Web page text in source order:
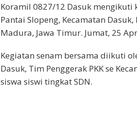
Koramil 0827/12 Dasuk mengikuti
Pantai Slopeng, Kecamatan
Madura, Jawa Timur. Jumat, 25
Kegiatan senam bersama diikuti
Dasuk, Tim Penggerak PKK se
siswa siswi tingkat SDN.